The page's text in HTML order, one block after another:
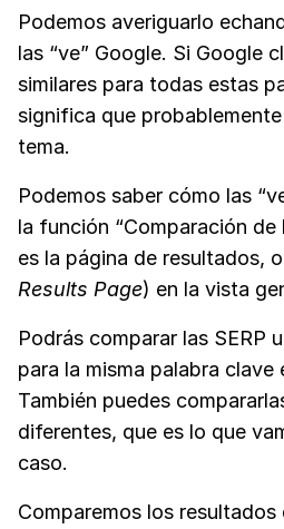
Podemos averiguarlo
las “ve” Google. Si Google
similares para todas estas
significa que
tema.
Podemos saber cómo las
la función “Comparación de
es la página de resultados, o
Results Page) en la vista
Podrás comparar las SERP
para la misma palabra
También puedes
diferentes, que es lo que
caso.
Comparemos los resultados